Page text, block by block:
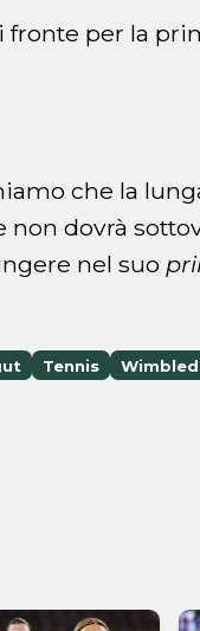
per la
che la
non dovrà
nel suo
Tennis